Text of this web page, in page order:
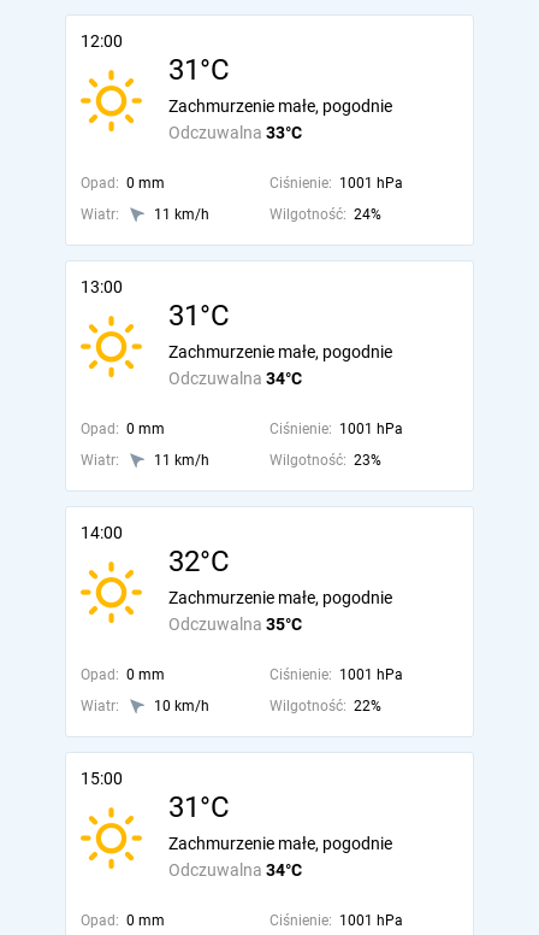
12:00
31°C
Odczuwalna 33°C
Zachmurzenie małe, pogodnie
Opad: 0 mm Ciśnienie: 1001 hPa
Wiatr:
11 km/h Wilgotność: 24%
13:00
31°C
Odczuwalna 34°C
Zachmurzenie małe, pogodnie
Opad: 0 mm Ciśnienie: 1001 hPa
Wiatr:
11 km/h Wilgotność: 23%
14:00
32°C
Odczuwalna 35°C
Zachmurzenie małe, pogodnie
Opad: 0 mm Ciśnienie: 1001 hPa
Wiatr:
10 km/h Wilgotność: 22%
15:00
31°C
Odczuwalna 34°C
Zachmurzenie małe, pogodnie
Opad: 0 mm Ciśnienie: 1001 hPa